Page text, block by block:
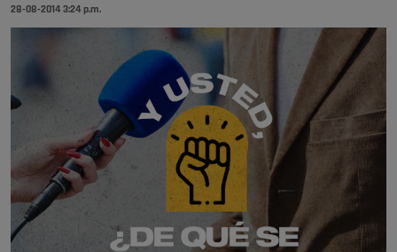
28-08-2014 3:24 p.m.